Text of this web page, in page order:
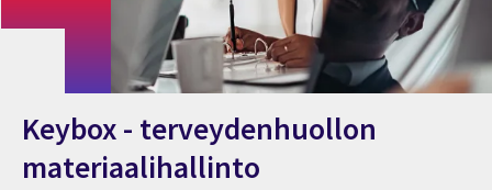
Keybox - terveydenhuollon
materiaalihallinto